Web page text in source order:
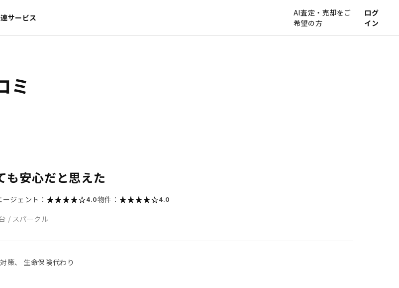
サービス
AI査定・売却をご
希望の方
ログ
イン
ミ
も安心だと思えた
ージェント： 4.0物件： 4.0
/ スパークル
策、 生命保険代わり